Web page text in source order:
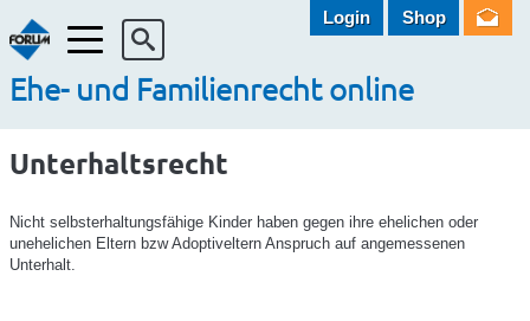
Menü
Ehe- und Familienrecht online
Login Shop
Unterhaltsrecht
Nicht selbsterhaltungsfähige Kinder haben gegen ihre ehelichen oder
unehelichen Eltern bzw Adoptiveltern Anspruch auf angemessenen
Unterhalt.